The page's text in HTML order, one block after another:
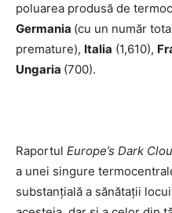
poluarea produsă de
Germania (cu un număr
premature), Italia (1,610),
Ungaria (700).
Raportul Europe’s Dark
a unei singure
substanțială a sănătații